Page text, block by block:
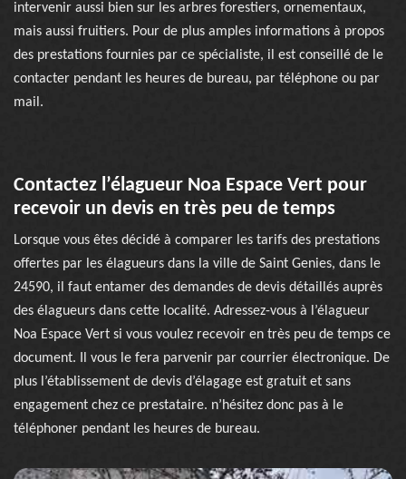
intervenir aussi bien sur les arbres forestiers, ornementaux,
mais aussi fruitiers. Pour de plus amples informations à propos
des prestations fournies par ce spécialiste, il est conseillé de le
contacter pendant les heures de bureau, par téléphone ou par
mail.
Contactez l’élagueur Noa Espace Vert pour
recevoir un devis en très peu de temps
Lorsque vous êtes décidé à comparer les tarifs des prestations
offertes par les élagueurs dans la ville de Saint Genies, dans le
24590, il faut entamer des demandes de devis détaillés auprès
des élagueurs dans cette localité. Adressez-vous à l’élagueur
Noa Espace Vert si vous voulez recevoir en très peu de temps ce
document. Il vous le fera parvenir par courrier électronique. De
plus l’établissement de devis d’élagage est gratuit et sans
engagement chez ce prestataire. n’hésitez donc pas à le
téléphoner pendant les heures de bureau.